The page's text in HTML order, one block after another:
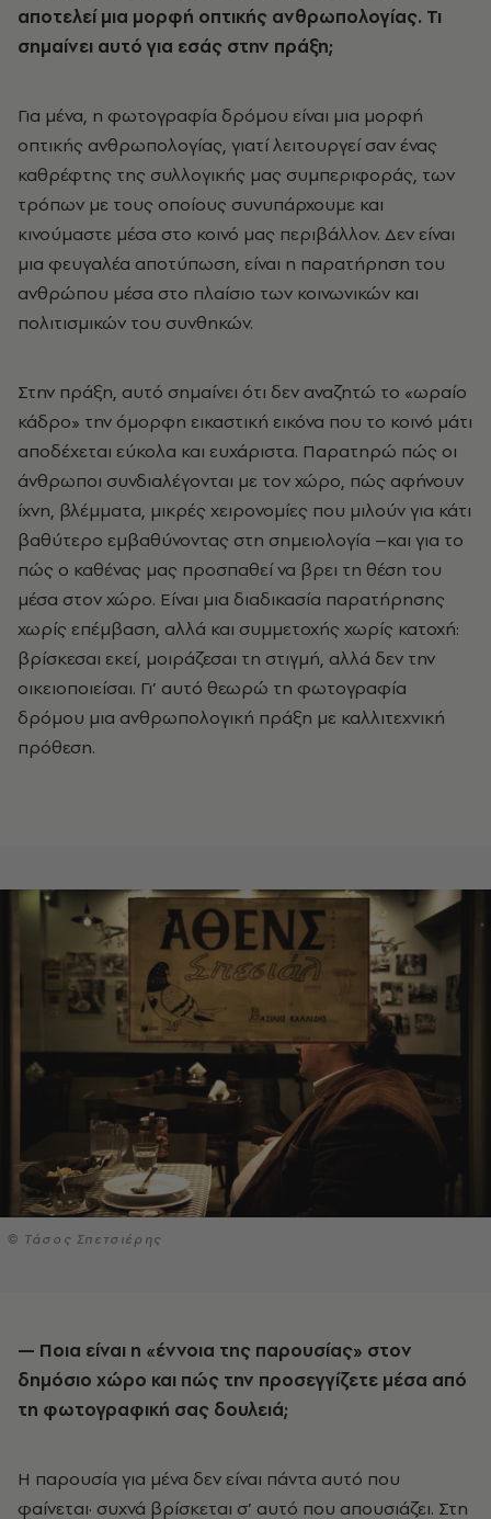
αποτελεί μια μορφή οπτικής ανθρωπολογίας. Τι
σημαίνει αυτό για εσάς στην πράξη;
Για μένα, η φωτογραφία δρόμου είναι μια μορφή
οπτικής ανθρωπολογίας, γιατί λειτουργεί σαν ένας
καθρέφτης της συλλογικής μας συμπεριφοράς, των
τρόπων με τους οποίους συνυπάρχουμε και
κινούμαστε μέσα στο κοινό μας περιβάλλον. Δεν είναι
μια φευγαλέα αποτύπωση, είναι η παρατήρηση του
ανθρώπου μέσα στο πλαίσιο των κοινωνικών και
πολιτισμικών του συνθηκών.
Στην πράξη, αυτό σημαίνει ότι δεν αναζητώ το «ωραίο
κάδρο» την όμορφη εικαστική εικόνα που το κοινό μάτι
αποδέχεται εύκολα και ευχάριστα. Παρατηρώ πώς οι
άνθρωποι συνδιαλέγονται με τον χώρο, πώς αφήνουν
ίχνη, βλέμματα, μικρές χειρονομίες που μιλούν για κάτι
βαθύτερο εμβαθύνοντας στη σημειολογία –και για το
πώς ο καθένας μας προσπαθεί να βρει τη θέση του
μέσα στον χώρο. Είναι μια διαδικασία παρατήρησης
χωρίς επέμβαση, αλλά και συμμετοχής χωρίς κατοχή:
βρίσκεσαι εκεί, μοιράζεσαι τη στιγμή, αλλά δεν την
οικειοποιείσαι. Γι’ αυτό θεωρώ τη φωτογραφία
δρόμου μια ανθρωπολογική πράξη με καλλιτεχνική
πρόθεση.
© Τάσος Σπετσιέρης
— Ποια είναι η «έννοια της παρουσίας» στον
δημόσιο χώρο και πώς την προσεγγίζετε μέσα από
τη φωτογραφική σας δουλειά;
Η παρουσία για μένα δεν είναι πάντα αυτό που
φαίνεται· συχνά βρίσκεται σ’ αυτό που απουσιάζει. Στη